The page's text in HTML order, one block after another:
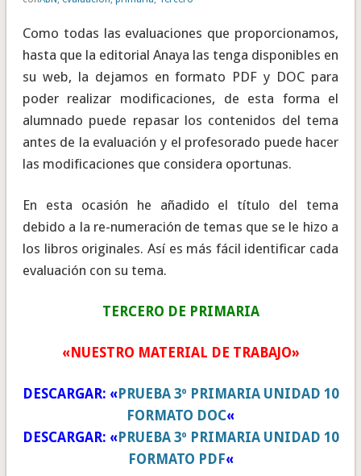
Como todas las evaluaciones que proporcionamos,
hasta que la editorial Anaya las tenga disponibles en
su web, la dejamos en formato PDF y DOC para
poder realizar modificaciones, de esta forma el
alumnado puede repasar los contenidos del tema
antes de la evaluación y el profesorado puede hacer
las modificaciones que considera oportunas.
En esta ocasión he añadido el título del tema
debido a la re-numeración de temas que se le hizo a
los libros originales. Así es más fácil identificar cada
evaluación con su tema.
TERCERO DE PRIMARIA
«NUESTRO MATERIAL DE TRABAJO»
DESCARGAR: « PRUEBA 3º PRIMARIA UNIDAD 10
FORMATO DOC«
DESCARGAR: « PRUEBA 3º PRIMARIA UNIDAD 10
FORMATO PDF«